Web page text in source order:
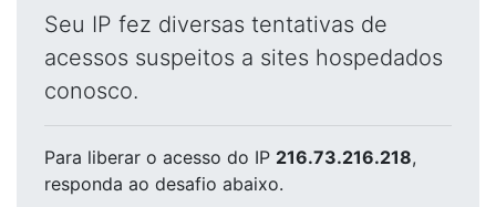
Seu IP fez diversas tentativas de
acessos suspeitos a sites hospedados
conosco.
Para liberar o acesso do IP 216.73.216.218,
responda ao desafio abaixo.